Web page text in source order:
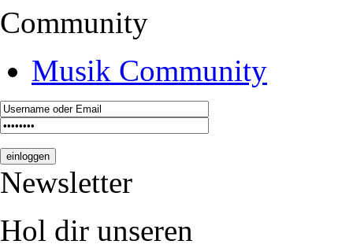
Community
Musik Community
Newsletter
Hol dir unseren